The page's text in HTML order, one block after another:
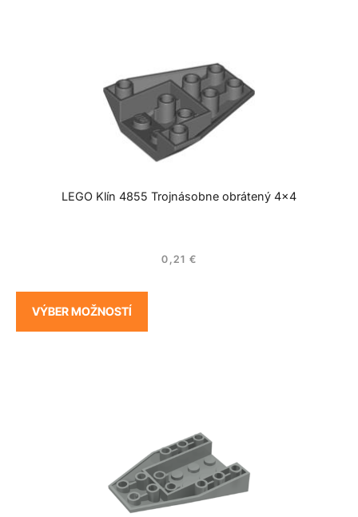
LEGO Klín 4855 Trojnásobne obrátený 4×4
0,21 €
VÝBER MOŽNOSTÍ